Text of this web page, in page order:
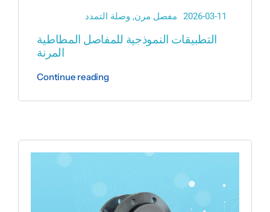
2026-03-11 مفصل مرن, وصلة التمدد
التطبيقات النموذجية للمفاصل المطاطية
المرنة
Continue reading